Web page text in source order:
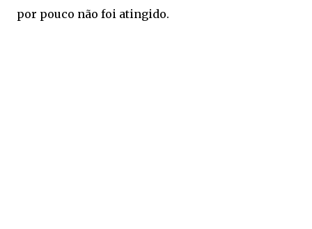
por pouco não foi atingido.